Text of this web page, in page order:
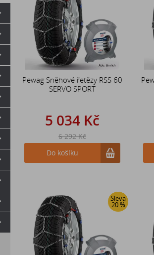
Pewag Sněhové řetězy RSS 60
SERVO SPORT
5 034 Kč
6 292 Kč
Do košíku
Sleva
20 %